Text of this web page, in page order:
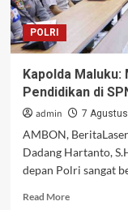
Masa
Daerah
POLRI
Kapolda
Pendidikan di
admin 7
AMBON,
Dadang Hartanto,
depan Polri sangat
Read MoreRead